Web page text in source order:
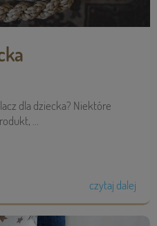
dla dziecka? Niektóre
...
czytaj dalej